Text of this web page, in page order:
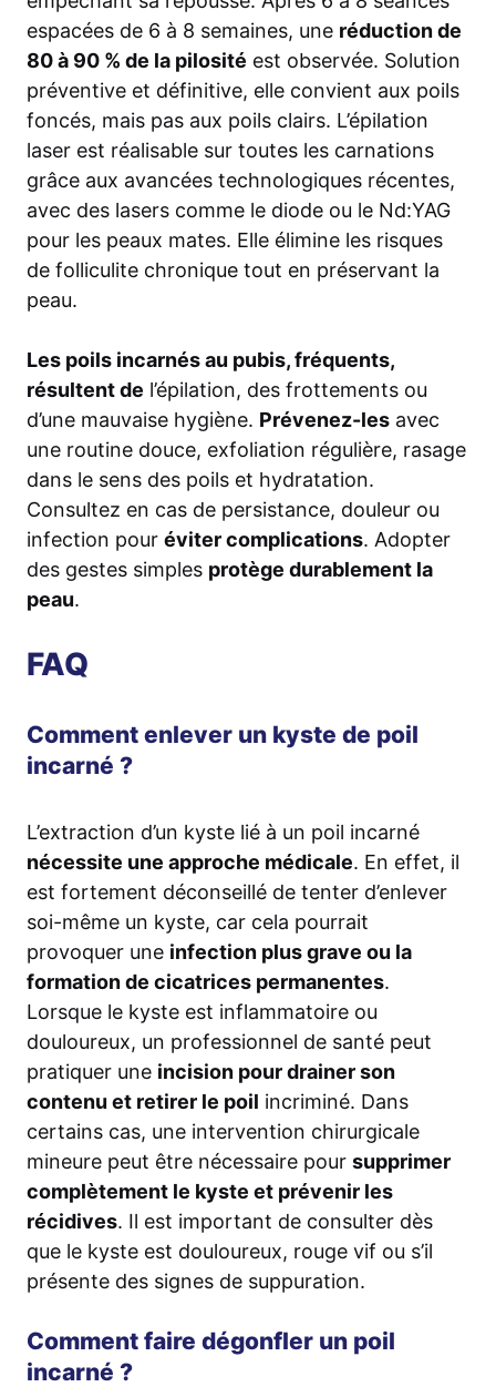
espacées de 6 à 8 semaines, une réduction de
80 à 90 % de la pilosité est observée. Solution
préventive et définitive, elle convient aux poils
foncés, mais pas aux poils clairs. L’épilation
laser est réalisable sur toutes les carnations
grâce aux avancées technologiques récentes,
avec des lasers comme le diode ou le Nd:YAG
pour les peaux mates. Elle élimine les risques
de folliculite chronique tout en préservant la
peau.
Les poils incarnés au pubis, fréquents,
résultent de l’épilation, des frottements ou
d’une mauvaise hygiène. Prévenez-les avec
une routine douce, exfoliation régulière, rasage
dans le sens des poils et hydratation.
Consultez en cas de persistance, douleur ou
infection pour éviter complications. Adopter
des gestes simples protège durablement la
peau.
FAQ
Comment enlever un kyste de poil
incarné ?
L’extraction d’un kyste lié à un poil incarné
nécessite une approche médicale. En effet, il
est fortement déconseillé de tenter d’enlever
soi-même un kyste, car cela pourrait
provoquer une infection plus grave ou la
formation de cicatrices permanentes.
Lorsque le kyste est inflammatoire ou
douloureux, un professionnel de santé peut
pratiquer une incision pour drainer son
contenu et retirer le poil incriminé. Dans
certains cas, une intervention chirurgicale
mineure peut être nécessaire pour supprimer
complètement le kyste et prévenir les
récidives. Il est important de consulter dès
que le kyste est douloureux, rouge vif ou s’il
présente des signes de suppuration.
Comment faire dégonfler un poil
incarné ?